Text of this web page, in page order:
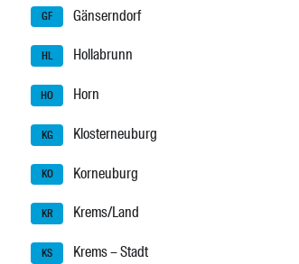
GF Gänserndorf
HL Hollabrunn
HO Horn
KG Klosterneuburg
KO Korneuburg
KR Krems/Land
KS Krems – Stadt